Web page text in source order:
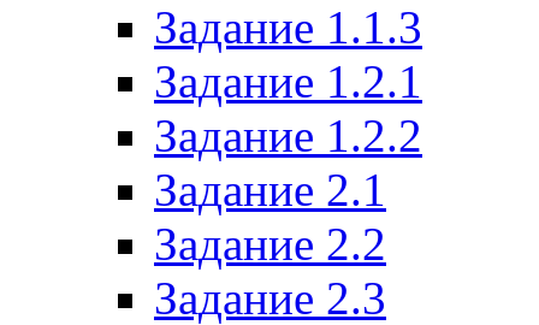
Задание 1.1.3
Задание 1.2.1
Задание 1.2.2
Задание 2.1
Задание 2.2
Задание 2.3